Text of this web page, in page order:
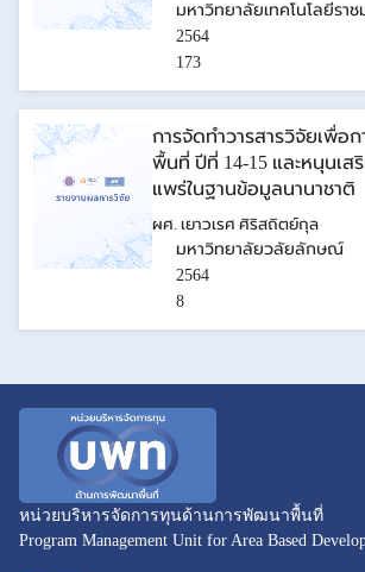
มหาวิทยาลัยเทคโนโลยีรา
2564
173
การจัดทำวารสารวิจัยเพื่อ
พื้นที่ ปีที่ 14-15 และหนุนเส
แพร่ในฐานข้อมูลนานาชาติ
ผศ. เยาวเรศ ศิริสถิตย์กุล
มหาวิทยาลัยวลัยลักษณ์
2564
8
หน่วยบริหารจัดการทุนด้านการพัฒนาพื้นที่
Program Management Unit for Area Based